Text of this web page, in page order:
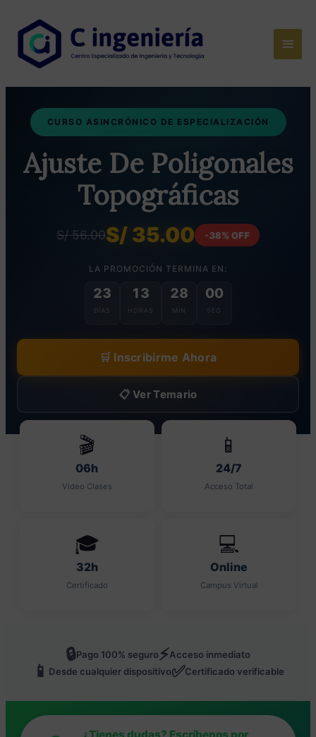
contenido
Menú
CURSO ASINCRÓNICO DE ESPECIALIZACIÓN
Ajuste De Poligonales
Topográficas
S/ 56.00S/ 35.00 -38% OFF
LA PROMOCIÓN TERMINA EN:
23
DÍAS
13
HORAS
27
MIN
59
SEG
🛒 Inscribirme Ahora
📋 Ver Temario
🎬
06h
Video Clases
📱
24/7
Acceso Total
🎓
32h
Certificado
💻
Online
Campus Virtual
🔒Pago 100% seguro⚡Acceso inmediato
📱 Desde cualquier dispositivo✅Certificado verificable